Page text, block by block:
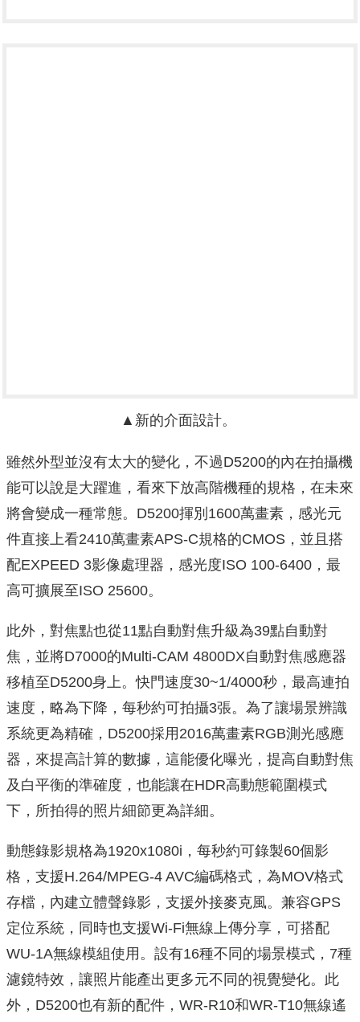
▲新的介面設計。
雖然外型並沒有太大的變化，不過D5200的內在拍攝機
能可以說是大躍進，看來下放高階機種的規格，在未來
將會變成一種常態。D5200揮別1600萬畫素，感光元
件直接上看2410萬畫素APS-C規格的CMOS，並且搭
配EXPEED 3影像處理器，感光度ISO 100-6400，最
高可擴展至ISO 25600。
此外，對焦點也從11點自動對焦升級為39點自動對
焦，並將D7000的Multi-CAM 4800DX自動對焦感應器
移植至D5200身上。快門速度30~1/4000秒，最高連拍
速度，略為下降，每秒約可拍攝3張。為了讓場景辨識
系統更為精確，D5200採用2016萬畫素RGB測光感應
器，來提高計算的數據，這能優化曝光，提高自動對焦
及白平衡的準確度，也能讓在HDR高動態範圍模式
下，所拍得的照片細節更為詳細。
動態錄影規格為1920x1080i，每秒約可錄製60個影
格，支援H.264/MPEG-4 AVC編碼格式，為MOV格式
存檔，內建立體聲錄影，支援外接麥克風。兼容GPS
定位系統，同時也支援Wi-Fi無線上傳分享，可搭配
WU-1A無線模組使用。設有16種不同的場景模式，7種
濾鏡特效，讓照片能產出更多元不同的視覺變化。此
外，D5200也有新的配件，WR-R10和WR-T10無線遙